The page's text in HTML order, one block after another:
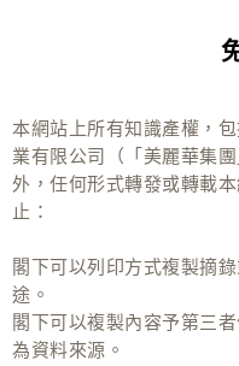
本網站上所有知識產權，
業有限公司（「美麗華集
外，任何形式轉發或轉載
止：
閣下可以列印方式複製摘
途。
閣下可以複製內容予第三
為資料來源。